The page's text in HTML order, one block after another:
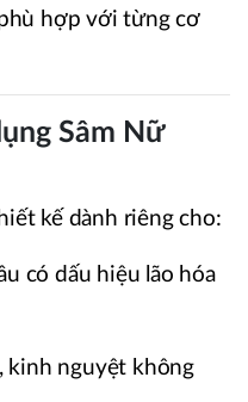
hợp với từng cơ
Sâm Nữ
kế dành riêng cho:
có dấu hiệu lão hóa
kinh nguyệt không